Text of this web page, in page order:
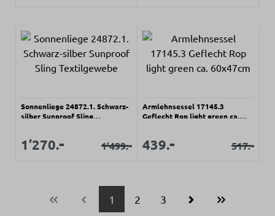
Sonnenliege 24872.1. Schwarz-
silber Sunproof Sling
Verkaufspreis:
1’270.- Regulärer Preis:
1’499.-
Armlehnsessel 17145.3
Geflecht Rop light green ca.
Verkaufspreis:
439.- Regulärer
517.-
Seite
1 Seite
2 Seite
3